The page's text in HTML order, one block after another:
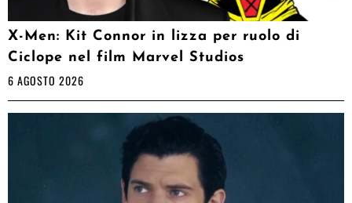
X-Men: Kit Connor in lizza per ruolo di
Ciclope nel film Marvel Studios
6 AGOSTO 2026